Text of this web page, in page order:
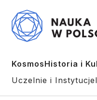
KosmosHistoria i
Uczelnie i Instytucje